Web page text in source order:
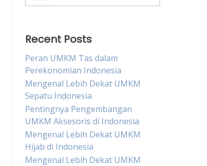
for:
Recent Posts
Peran UMKM Tas dalam
Perekonomian Indonesia
Mengenal Lebih Dekat UMKM
Sepatu Indonesia
Pentingnya Pengembangan
UMKM Aksesoris di Indonesia
Mengenal Lebih Dekat UMKM
Hijab di Indonesia
Mengenal Lebih Dekat UMKM